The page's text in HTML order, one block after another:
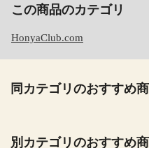
この商品のカテゴリ
HonyaClub.com
同カテゴリのおすすめ
別カテゴリのおすすめ